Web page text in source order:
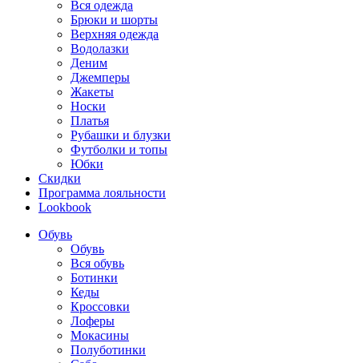
Вся одежда
Брюки и шорты
Верхняя одежда
Водолазки
Деним
Джемперы
Жакеты
Носки
Платья
Рубашки и блузки
Футболки и топы
Юбки
Скидки
Программа лояльности
Lookbook
Обувь
Обувь
Вся обувь
Ботинки
Кеды
Кроссовки
Лоферы
Мокасины
Полуботинки